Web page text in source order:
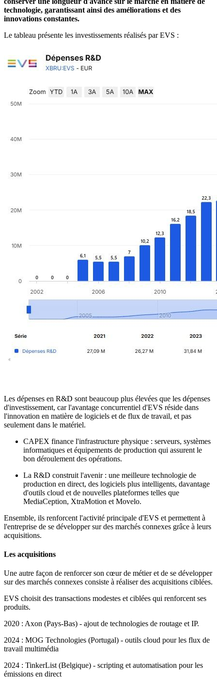
technologie, garantissant ainsi des améliorations et des
innovations constantes.
Le tableau présente les investissements réalisés par EVS :
Les dépenses en R&D sont beaucoup plus élevées que les dépenses
d'investissement, car l'avantage concurrentiel d'EVS réside dans
l'innovation en matière de logiciels et de flux de travail, et pas
seulement dans le matériel.
CAPEX finance l'infrastructure physique : serveurs, systèmes
informatiques et équipements de production qui assurent le
bon déroulement des opérations.
La R&D construit l'avenir : une meilleure technologie de
production en direct, des logiciels plus intelligents, davantage
d'outils cloud et de nouvelles plateformes telles que
MediaCeption, XtraMotion et Movelo.
Ensemble, ils renforcent l'activité principale d'EVS et permettent à
l'entreprise de se développer sur des marchés connexes grâce à leurs
acquisitions.
Les acquisitions
Une autre façon de renforcer son cœur de métier et de se développer
sur des marchés connexes consiste à réaliser des acquisitions ciblées.
EVS choisit des transactions modestes et ciblées qui renforcent ses
produits.
2020 : Axon (Pays-Bas) - ajout de technologies de routage et IP.
2024 : MOG Technologies (Portugal) - outils cloud pour les flux de
travail multimédia
2024 : TinkerList (Belgique) - scripting et automatisation pour les
émissions en direct